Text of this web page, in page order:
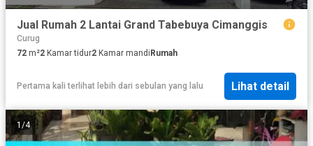
Jual Rumah 2 Lantai Grand Tabebuya Cimanggis
Curug
72 m²2 Kamar tidur2 Kamar mandi Rumah
Pertama kali terlihat lebih dari sebulan yang lalu Lihat detail
1 /4